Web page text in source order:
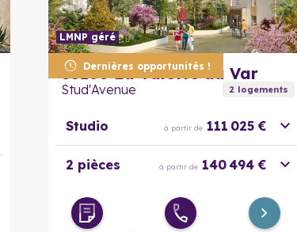
En savoir plus
Dernières opportunités !
LMNP géré
83160 La Valette du Var
Stud'Avenue 2logements
Studio à partir de 111 025 €
2 pièces à partir de 140 494 €